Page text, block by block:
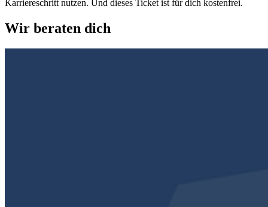
Karriereschritt nutzen. Und dieses Ticket ist für dich kostenfrei.
Wir beraten dich